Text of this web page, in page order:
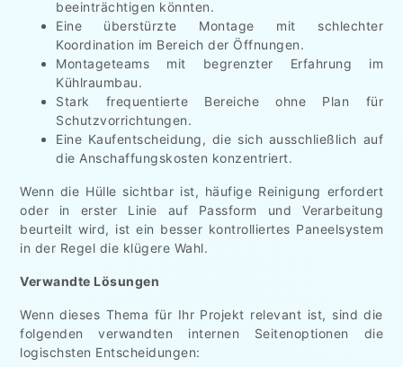
beeinträchtigen könnten.
Eine überstürzte Montage mit schlechter
Koordination im Bereich der Öffnungen.
Montageteams mit begrenzter Erfahrung im
Kühlraumbau.
Stark frequentierte Bereiche ohne Plan für
Schutzvorrichtungen.
Eine Kaufentscheidung, die sich ausschließlich auf
die Anschaffungskosten konzentriert.
Wenn die Hülle sichtbar ist, häufige Reinigung erfordert
oder in erster Linie auf Passform und Verarbeitung
beurteilt wird, ist ein besser kontrolliertes Paneelsystem
in der Regel die klügere Wahl.
Verwandte Lösungen
Wenn dieses Thema für Ihr Projekt relevant ist, sind die
folgenden verwandten internen Seitenoptionen die
logischsten Entscheidungen: